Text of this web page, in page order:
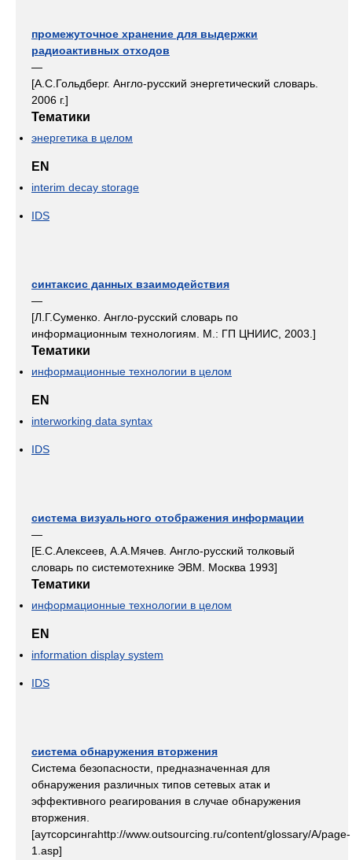
промежуточное хранение для выдержки
радиоактивных отходов
—
[А.С.Гольдберг. Англо-русский энергетический словарь.
2006 г.]
Тематики
энергетика в целом
EN
interim decay storage
IDS
синтаксис данных взаимодействия
—
[Л.Г.Суменко. Англо-русский словарь по
информационным технологиям. М.: ГП ЦНИИС, 2003.]
Тематики
информационные технологии в целом
EN
interworking data syntax
IDS
система визуального отображения информации
—
[Е.С.Алексеев, А.А.Мячев. Англо-русский толковый
словарь по системотехнике ЭВМ. Москва 1993]
Тематики
информационные технологии в целом
EN
information display system
IDS
система обнаружения вторжения
Система безопасности, предназначенная для
обнаружения различных типов сетевых атак и
эффективного реагирования в случае обнаружения
вторжения.
[аутсорсингаhttp://www.outsourcing.ru/content/glossary/A/page-
1.asp]